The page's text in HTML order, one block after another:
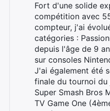
Fort d'une solide
compétition avec
compteur, j'ai
catégories :
depuis l'âge de 9
sur consoles
J'ai également été
finale du tournoi du
Super Smash Bros
TV Game One